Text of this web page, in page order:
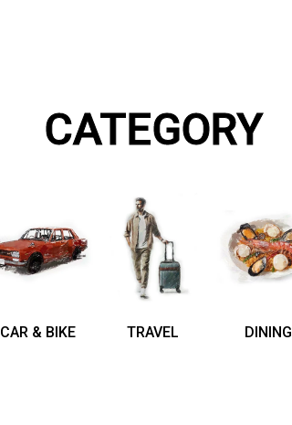
CATEGORY
CAR & BIKE TRAVEL DINING